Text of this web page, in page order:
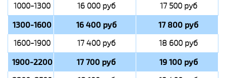
1000-1300 16 000 руб 17 500 руб
1300-1600 16 400 руб 17 800 руб
1600-1900 17 400 руб 18 600 руб
1900-2200 17 700 руб 19 100 руб